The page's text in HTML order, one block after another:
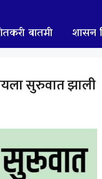
बातमी शासन
सुरुवात झाली